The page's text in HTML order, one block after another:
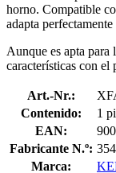
horno. Compatible
adapta
Aunque es apta para
características con el
Art.-Nr.:
Contenido:
1
EAN:
Fabricante N.º:
Marca: